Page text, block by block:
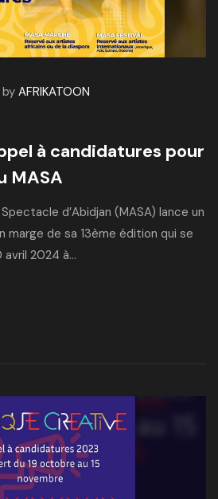
by AFRIKATOON
à candidatures pour
MASA
d’Abidjan (MASA) lance un
marge de sa 13ème édition qui se
avril 2024 à...